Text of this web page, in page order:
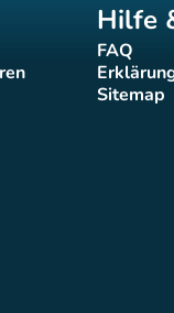
Hilfe
FAQ(new
Sitemap
(new